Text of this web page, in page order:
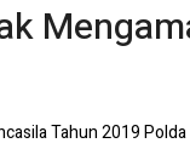
Tahun 2019